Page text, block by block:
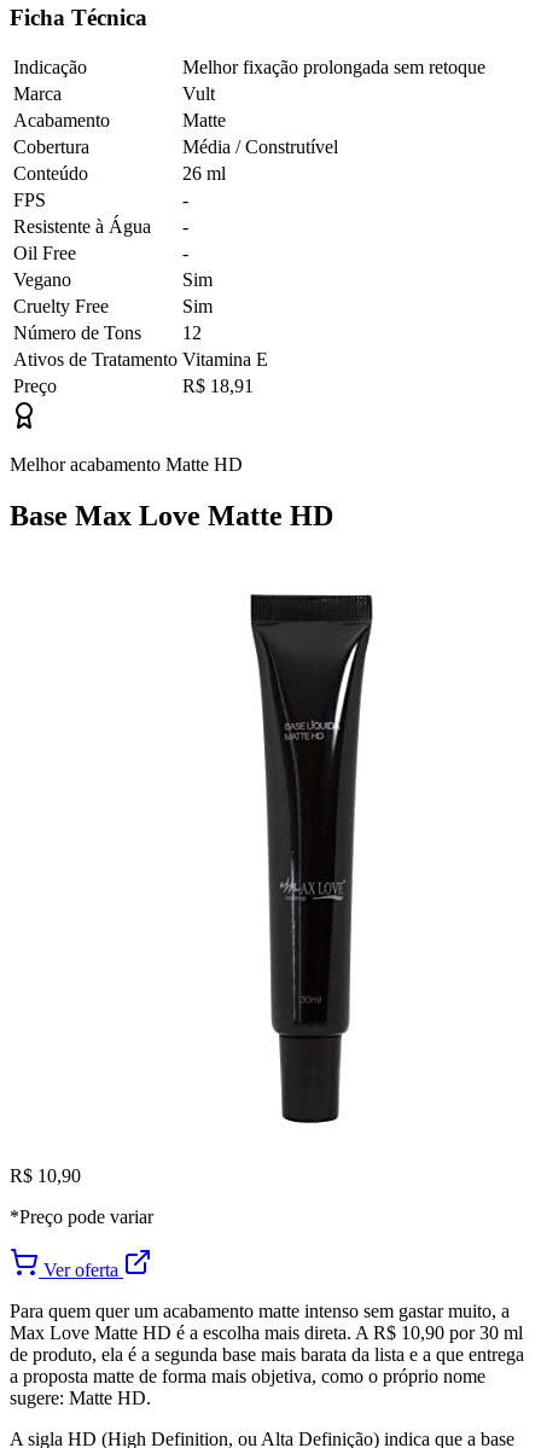
Ficha Técnica
Indicação
Melhor fixação prolongada sem retoque
Marca
Vult
Acabamento
Matte
Cobertura
Média / Construtível
Conteúdo
26 ml
FPS
-
Resistente à Água
-
Oil Free
-
Vegano
Sim
Cruelty Free
Sim
Número de Tons
12
Ativos de Tratamento Vitamina E
Preço
R$ 18,91
Melhor acabamento Matte HD
Base Max Love Matte HD
R$ 10,90
*Preço pode variar
Ver oferta
Para quem quer um acabamento matte intenso sem gastar muito, a
Max Love Matte HD é a escolha mais direta. A R$ 10,90 por 30 ml
de produto, ela é a segunda base mais barata da lista e a que entrega
a proposta matte de forma mais objetiva, como o próprio nome
sugere: Matte HD.
A sigla HD (High Definition, ou Alta Definição) indica que a base